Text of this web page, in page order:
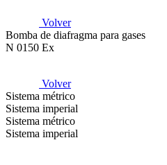
Volver
Bomba de diafragma para gases
N 0150 Ex
Volver
Sistema métrico
Sistema imperial
Sistema métrico
Sistema imperial